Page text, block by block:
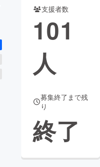
支援者数
101
人
募集終了まで残
り
終了